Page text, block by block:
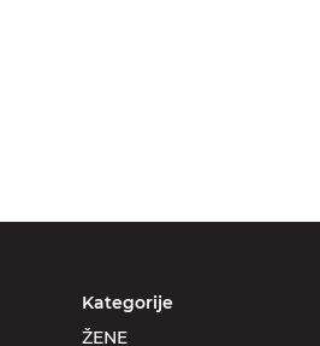
Kategorije
ŽENE